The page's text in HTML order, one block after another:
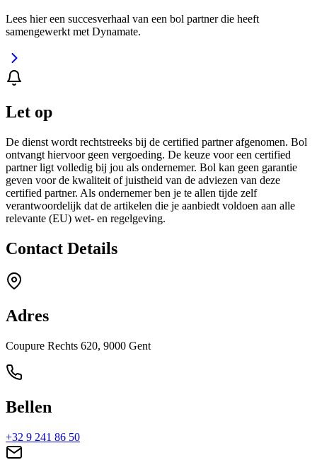
Lees hier een succesverhaal van een bol partner die heeft
samengewerkt met Dynamate.
Let op
De dienst wordt rechtstreeks bij de certified partner afgenomen. Bol
ontvangt hiervoor geen vergoeding. De keuze voor een certified
partner ligt volledig bij jou als ondernemer. Bol kan geen garantie
geven voor de kwaliteit of juistheid van de adviezen van deze
certified partner. Als ondernemer ben je te allen tijde zelf
verantwoordelijk dat de artikelen die je aanbiedt voldoen aan alle
relevante (EU) wet- en regelgeving.
Contact Details
Adres
Coupure Rechts 620, 9000 Gent
Bellen
+32 9 241 86 50